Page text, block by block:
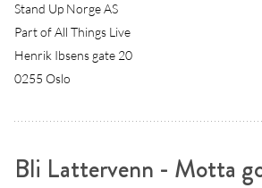
Stand Up Norge AS
Part of All Things Live
Henrik Ibsens gate 20
0255 Oslo
Bli Lattervenn - Motta